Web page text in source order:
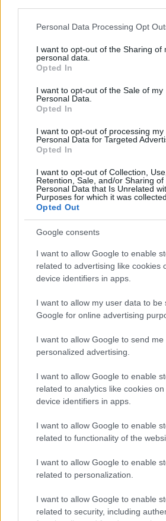
Please note that this website/app uses
not limited to your visit or usage
grant or deny consent to Google and
use your data for below specified
consent section.
Personal Data Processing Opt
I want to opt-out of the Sharing of
personal data.
Opted In
I want to opt-out of the Sale of my
Personal Data.
Opted In
I want to opt-out of processing my
Personal Data for Targeted
Opted In
I want to opt-out of Collection, Use,
Retention, Sale, and/or Sharing of
Personal Data that Is Unrelated
Purposes for which it was collected.
Opted Out
Google consents
I want to allow Google to enable
related to advertising like cookies
device identifiers in apps.
I want to allow my user data to be
Google for online advertising
I want to allow Google to send me
personalized advertising.
I want to allow Google to enable
related to analytics like cookies
device identifiers in apps.
I want to allow Google to enable
related to functionality of the
I want to allow Google to enable
related to personalization.
I want to allow Google to enable
related to security, including
di via Toledo.
Continua a leggere
NEWS
Come scegliere le scarpe da